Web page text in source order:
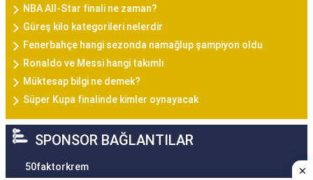
NBA All-Star finali ne zaman?
Güreş kilo kategorileri nelerdir
Fenerbahçe hangi sezonda namağlup şampiyon oldu
Ronaldo ve Messi hangi takımlı
Müktesap bilgi ne demek?
Süper Kupa finalinde kimler oynayacak
SPONSOR BAĞLANTILAR
50faktorkrem